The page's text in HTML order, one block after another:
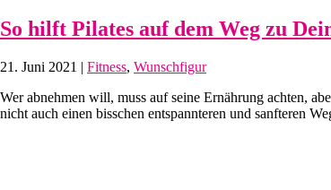
So hilft Pilates auf dem Weg zu
21. Juni 2021 | Fitness, Wunschfigur
Wer abnehmen will, muss auf seine Ernährung achten,
nicht auch einen bisschen entspannteren und sanfteren